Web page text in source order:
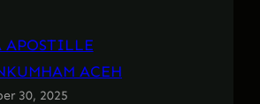
APOSTILLE
ACEH
30, 2025